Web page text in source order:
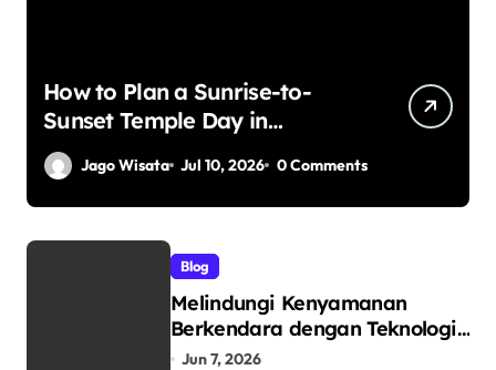
How to Plan a Sunrise-to-
Sunset Temple Day in
Yogyakarta
Jago Wisata Jul 10, 2026 0 Comments
Blog
Melindungi Kenyamanan
Berkendara dengan Teknologi
Dunia: Mengenal V-Kool
Jun 7, 2026